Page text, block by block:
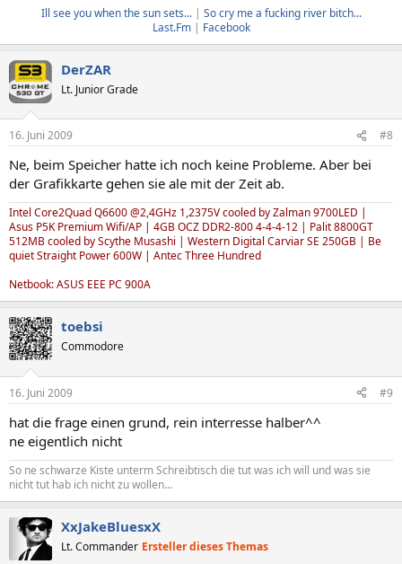
Ill see you when the sun sets...| So cry me a fucking river bitch...
Last.Fm| Facebook
DerZAR
Lt. Junior Grade
16. Juni 2009 #8
Ne, beim Speicher hatte ich noch keine Probleme. Aber bei
der Grafikkarte gehen sie ale mit der Zeit ab.
Intel Core2Quad Q6600 @2,4GHz 1,2375V cooled by Zalman 9700LED |
Asus P5K Premium Wifi/AP | 4GB OCZ DDR2-800 4-4-4-12 | Palit 8800GT
512MB cooled by Scythe Musashi | Western Digital Carviar SE 250GB | Be
quiet Straight Power 600W | Antec Three Hundred
Netbook: ASUS EEE PC 900A
toebsi
Commodore
16. Juni 2009 #9
hat die frage einen grund, rein interresse halber^^
ne eigentlich nicht
So ne schwarze Kiste unterm Schreibtisch die tut was ich will und was sie
nicht tut hab ich nicht zu wollen...
XxJakeBluesxX
Lt. Commander Ersteller dieses Themas